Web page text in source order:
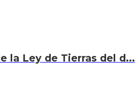
la Ley de Tierras del d...